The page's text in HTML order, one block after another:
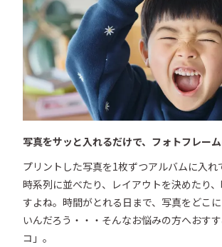
・ストーブなどの熱や火気のそばに設置
いでください。
・商品は予告なく、仕様・デザイン・価格
生産中止する場合がありますのでご了承
写真をサッと入れるだけで、フォトフレーム
プリントした写真を1枚ずつアルバムに入れ
時系列に並べたり、レイアウトを決めたり
すよね。時間がとれる日まで、写真をどこ
いんだろう・・・そんなお悩みの方へおす
コ」。